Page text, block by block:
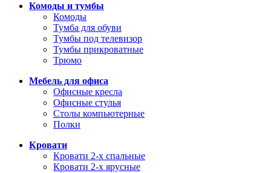
Комоды и тумбы
Комоды
Тумба для обуви
Тумбы под телевизор
Тумбы прикроватные
Трюмо
Мебель для офиса
Офисные кресла
Офисные стулья
Столы компьютерные
Полки
Кровати
Кровати 2-х спальные
Кровати 2-х ярусные